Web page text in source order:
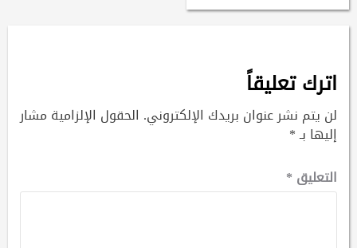
اترك تعليقاً
لن يتم نشر عنوان بريدك الإلكتروني. الحقول الإلزامية مشار
إليها بـ*
التعليق *